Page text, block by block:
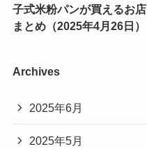
子式米粉パンが買えるお店
まとめ（2025年4月26日）
Archives
2025年6月
2025年5月